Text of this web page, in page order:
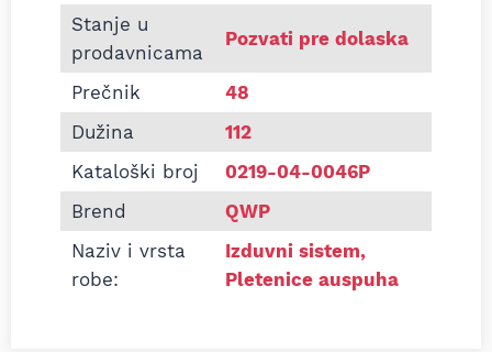
Informacije o Pletenica auspuha 48x112
Stanje u
prodavnicama
Pozvati pre dolaska
Prečnik
48
Dužina
112
Kataloški broj
0219-04-0046P
Brend
QWP
Naziv i vrsta
robe:
Izduvni sistem,
Pletenice auspuha